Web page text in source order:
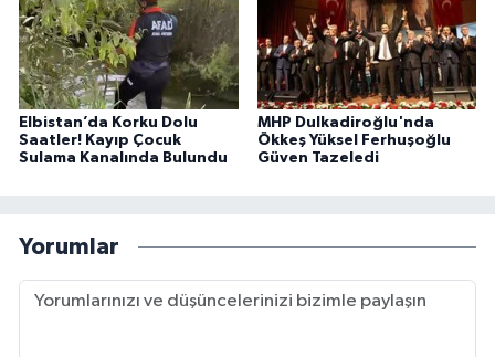
Elbistan’da Korku Dolu
Saatler! Kayıp Çocuk
Sulama Kanalında Bulundu
MHP Dulkadiroğlu'nda
Ökkeş Yüksel Ferhuşoğlu
Güven Tazeledi
Yorumlar